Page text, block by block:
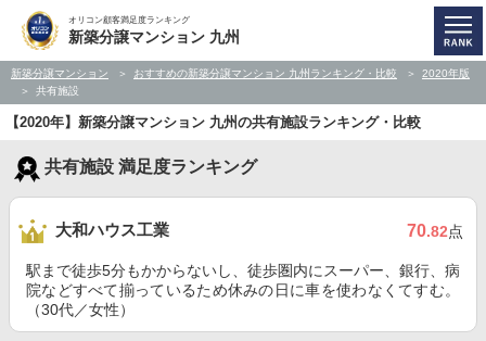
オリコン顧客満足度ランキング
新築分譲マンション 九州
新築分譲マンション おすすめの新築分譲マンション 九州ランキング・比較
2020年版
共有施設
【2020年】新築分譲マンション 九州の共有施設ランキング・比較
共有施設 満足度ランキング
大和ハウス工業 70.82点
駅まで徒歩5分もかからないし、徒歩圏内にスーパー、銀行、病
院などすべて揃っているため休みの日に車を使わなくてすむ。
（30代／女性）